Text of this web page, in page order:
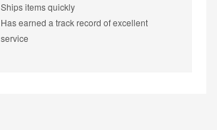
Ships items quickly
Has earned a track record of excellent
service